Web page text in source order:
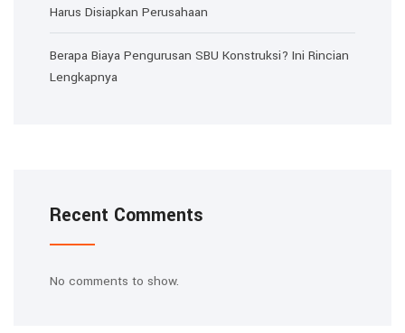
Harus Disiapkan Perusahaan
Berapa Biaya Pengurusan SBU Konstruksi? Ini Rincian
Lengkapnya
Recent Comments
No comments to show.